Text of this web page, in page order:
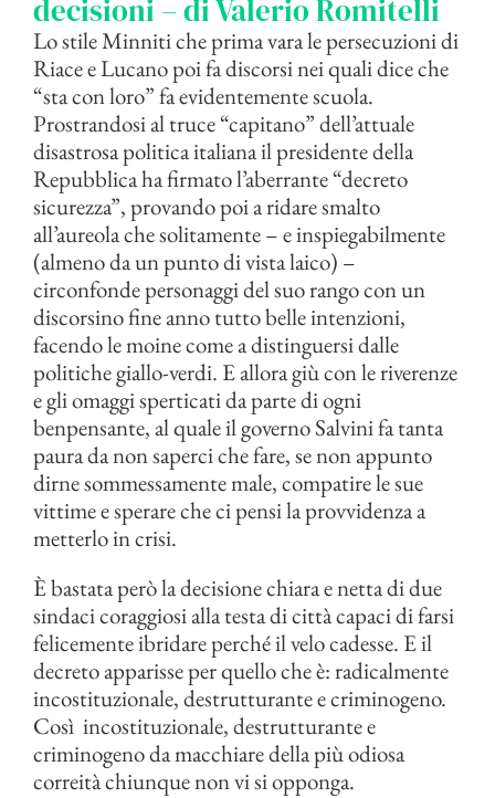
decisioni – di Valerio Romitelli
Lo stile Minniti che prima vara le persecuzioni di
Riace e Lucano poi fa discorsi nei quali dice che
“sta con loro” fa evidentemente scuola.
Prostrandosi al truce “capitano” dell’attuale
disastrosa politica italiana il presidente della
Repubblica ha firmato l’aberrante “decreto
sicurezza”, provando poi a ridare smalto
all’aureola che solitamente – e inspiegabilmente
(almeno da un punto di vista laico) –
circonfonde personaggi del suo rango con un
discorsino fine anno tutto belle intenzioni,
facendo le moine come a distinguersi dalle
politiche giallo-verdi. E allora giù con le riverenze
e gli omaggi sperticati da parte di ogni
benpensante, al quale il governo Salvini fa tanta
paura da non saperci che fare, se non appunto
dirne sommessamente male, compatire le sue
vittime e sperare che ci pensi la provvidenza a
metterlo in crisi.
È bastata però la decisione chiara e netta di due
sindaci coraggiosi alla testa di città capaci di farsi
felicemente ibridare perché il velo cadesse. E il
decreto apparisse per quello che è: radicalmente
incostituzionale, destrutturante e criminogeno.
Così incostituzionale, destrutturante e
criminogeno da macchiare della più odiosa
correità chiunque non vi si opponga.